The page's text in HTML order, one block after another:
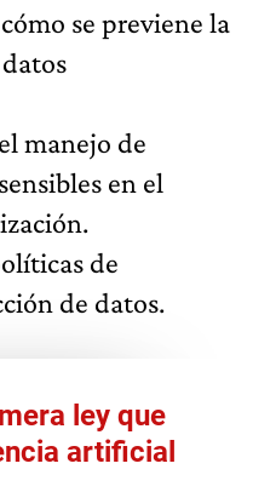
se previene la
manejo de
en el
de
de datos.
ley que
artificial